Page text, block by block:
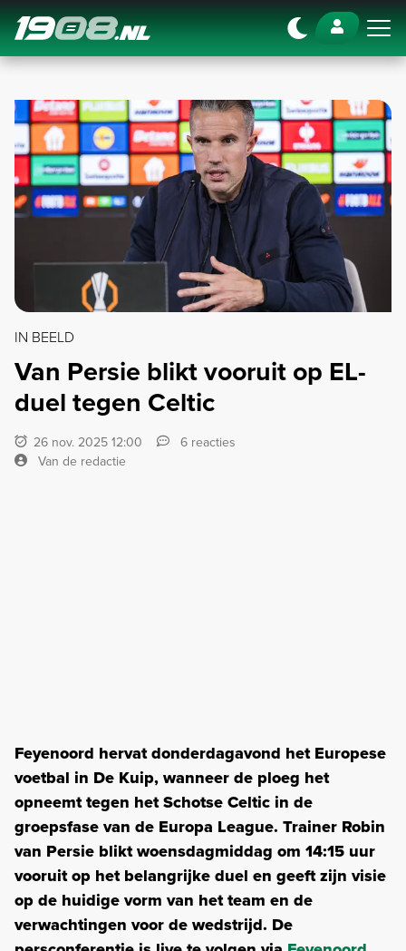
Navigation
IN BEELD
Van Persie blikt vooruit op EL-
duel tegen Celtic
26 nov. 2025 12:00
6 reacties
Van de redactie
Feyenoord hervat donderdagavond het Europese
voetbal in De Kuip, wanneer de ploeg het
opneemt tegen het Schotse Celtic in de
groepsfase van de Europa League. Trainer Robin
van Persie blikt woensdagmiddag om 14:15 uur
vooruit op het belangrijke duel en geeft zijn visie
op de huidige vorm van het team en de
verwachtingen voor de wedstrijd. De